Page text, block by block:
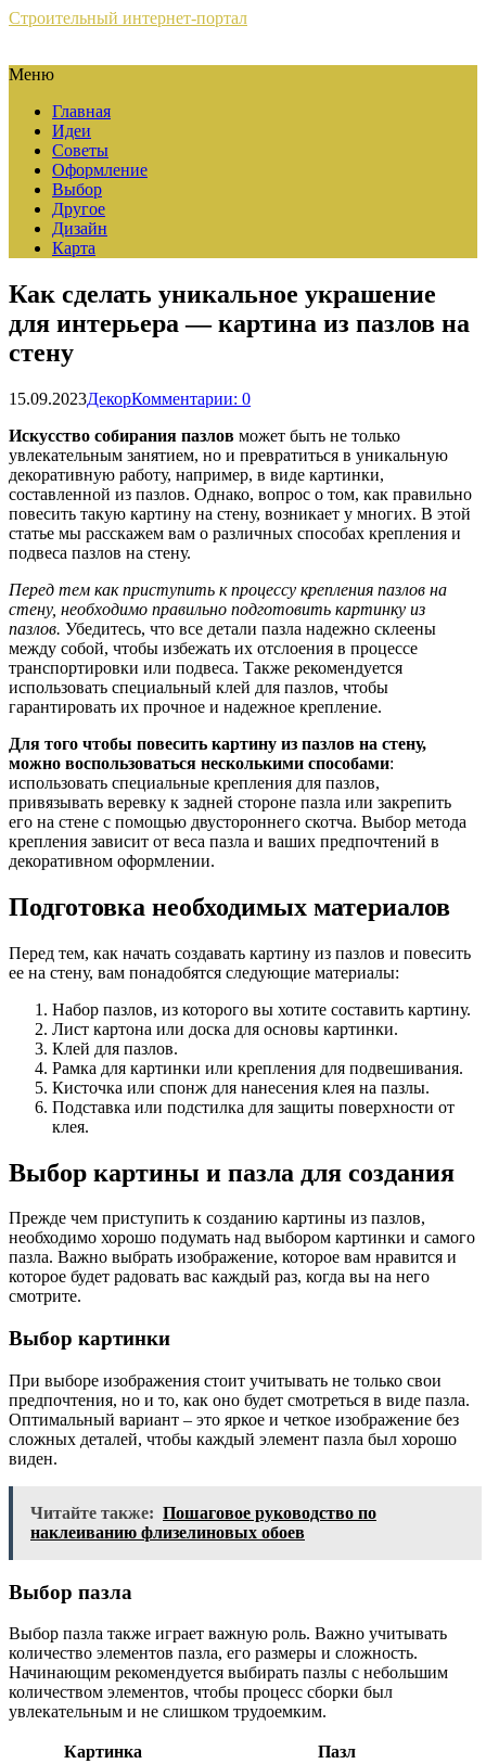
Строительный интернет-портал
Меню
Главная
Идеи
Советы
Оформление
Выбор
Другое
Дизайн
Карта
Как сделать уникальное украшение
для интерьера — картина из пазлов на
стену
15.09.2023ДекорКомментарии: 0
Искусство собирания пазлов может быть не только
увлекательным занятием, но и превратиться в уникальную
декоративную работу, например, в виде картинки,
составленной из пазлов. Однако, вопрос о том, как правильно
повесить такую картину на стену, возникает у многих. В этой
статье мы расскажем вам о различных способах крепления и
подвеса пазлов на стену.
Перед тем как приступить к процессу крепления пазлов на
стену, необходимо правильно подготовить картинку из
пазлов. Убедитесь, что все детали пазла надежно склеены
между собой, чтобы избежать их отслоения в процессе
транспортировки или подвеса. Также рекомендуется
использовать специальный клей для пазлов, чтобы
гарантировать их прочное и надежное крепление.
Для того чтобы повесить картину из пазлов на стену,
можно воспользоваться несколькими способами:
использовать специальные крепления для пазлов,
привязывать веревку к задней стороне пазла или закрепить
его на стене с помощью двустороннего скотча. Выбор метода
крепления зависит от веса пазла и ваших предпочтений в
декоративном оформлении.
Подготовка необходимых материалов
Перед тем, как начать создавать картину из пазлов и повесить
ее на стену, вам понадобятся следующие материалы:
Набор пазлов, из которого вы хотите составить картину.
Лист картона или доска для основы картинки.
Клей для пазлов.
Рамка для картинки или крепления для подвешивания.
Кисточка или спонж для нанесения клея на пазлы.
Подставка или подстилка для защиты поверхности от
клея.
Выбор картины и пазла для создания
Прежде чем приступить к созданию картины из пазлов,
необходимо хорошо подумать над выбором картинки и самого
пазла. Важно выбрать изображение, которое вам нравится и
которое будет радовать вас каждый раз, когда вы на него
смотрите.
Выбор картинки
При выборе изображения стоит учитывать не только свои
предпочтения, но и то, как оно будет смотреться в виде пазла.
Оптимальный вариант – это яркое и четкое изображение без
сложных деталей, чтобы каждый элемент пазла был хорошо
виден.
Читайте также: Пошаговое руководство по
наклеиванию флизелиновых обоев
Выбор пазла
Выбор пазла также играет важную роль. Важно учитывать
количество элементов пазла, его размеры и сложность.
Начинающим рекомендуется выбирать пазлы с небольшим
количеством элементов, чтобы процесс сборки был
увлекательным и не слишком трудоемким.
Картинка
Пазл